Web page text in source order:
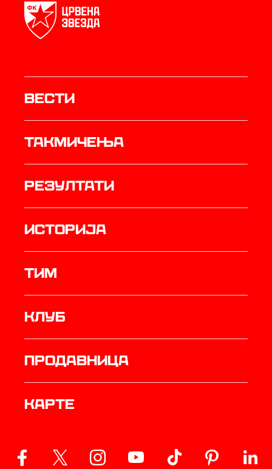
Вести
Такмичења
резултати
историја
ТИМ
Клуб
продавница
Карте